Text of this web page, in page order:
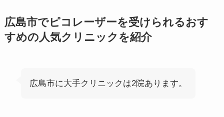
広島市でピコレーザーを受けられるおす
すめの人気クリニックを紹介
広島市に大手クリニックは2院あります。